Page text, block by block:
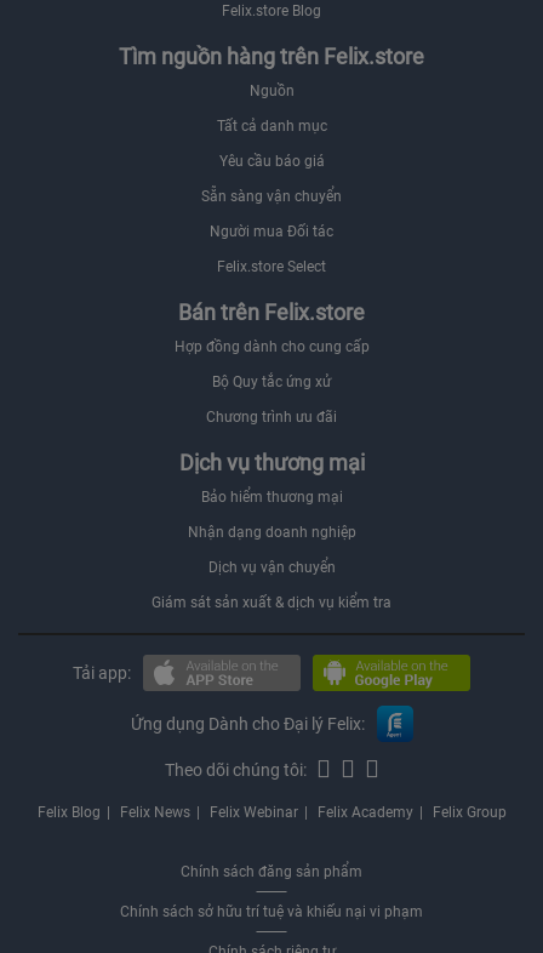
Felix.store Blog
Tìm nguồn hàng trên Felix.store
Nguồn
Tất cả danh mục
Yêu cầu báo giá
Sẵn sàng vận chuyển
Người mua Đối tác
Felix.store Select
Bán trên Felix.store
Hợp đồng dành cho cung cấp
Bộ Quy tắc ứng xử
Chương trình ưu đãi
Dịch vụ thương mại
Bảo hiểm thương mại
Nhận dạng doanh nghiệp
Dịch vụ vận chuyển
Giám sát sản xuất & dịch vụ kiểm tra
Tải app:
Ứng dụng Dành cho Đại lý Felix:
Theo dõi chúng tôi:
Felix Blog Felix News Felix Webinar Felix Academy Felix Group
Chính sách đăng sản phẩm
Chính sách sở hữu trí tuệ và khiếu nại vi phạm